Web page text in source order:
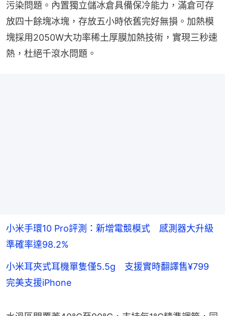
污染問題。內置獨立儲冰倉具備保冷能力，滿倉可存
放四十餘塊冰塊，存放五小時依舊完好無損。加熱模
塊採用2050W大功率稀土厚膜加熱技術，實現三秒速
熱，杜絕千滾水問題。
小米手環10 Pro評測：新增電競模式 感測器大升級
準確率達98.2%
小米耳夾式耳機單隻僅5.5g 支援實時翻譯售¥799
完美支援iPhone